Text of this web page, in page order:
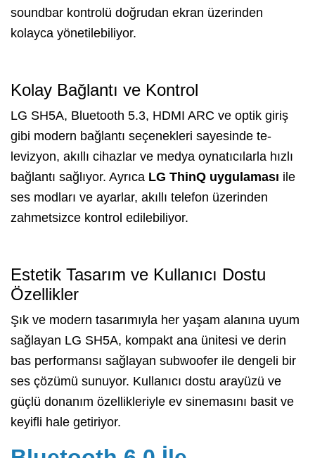
soundbar kontrolü doğrudan ekran üzerinden
kolayca yönetilebiliyor.
Kolay Bağlantı ve Kontrol
LG SH5A, Bluetooth 5.3, HDMI ARC ve optik giriş
gibi modern bağlantı seçenekleri sayesinde te-
levizyon, akıllı cihazlar ve medya oynatıcılarla hızlı
bağlantı sağlıyor. Ayrıca LG ThinQ uygulaması ile
ses modları ve ayarlar, akıllı telefon üzerinden
zahmetsizce kontrol edilebiliyor.
Estetik Tasarım ve Kullanıcı Dostu
Özellikler
Şık ve modern tasarımıyla her yaşam alanına uyum
sağlayan LG SH5A, kompakt ana ünitesi ve derin
bas performansı sağlayan subwoofer ile dengeli bir
ses çözümü sunuyor. Kullanıcı dostu arayüzü ve
güçlü donanım özellikleriyle ev sinemasını basit ve
keyifli hale getiriyor.